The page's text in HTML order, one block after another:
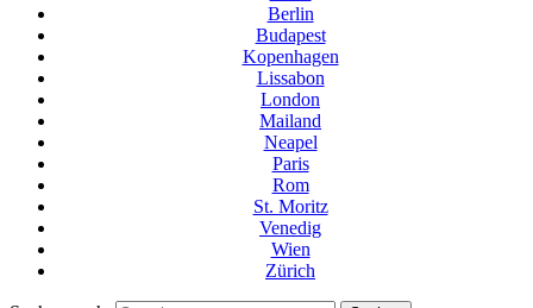
Berlin
Budapest
Kopenhagen
Lissabon
London
Mailand
Neapel
Paris
Rom
St. Moritz
Venedig
Wien
Zürich